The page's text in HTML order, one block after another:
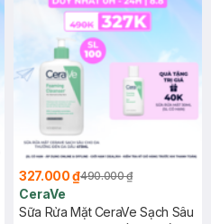
327.000 ₫490.000 ₫
CeraVe
Sữa Rửa Mặt CeraVe Sạch Sâu